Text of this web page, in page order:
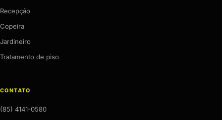
Recepção
Copeira
Jardineiro
Tratamento de piso
CONTATO
(85) 4141-0580